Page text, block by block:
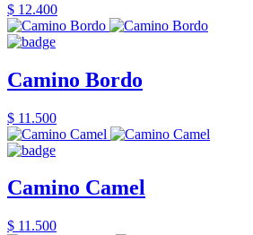
$ 12.400
Camino Bordo
$ 11.500
Camino Camel
$ 11.500